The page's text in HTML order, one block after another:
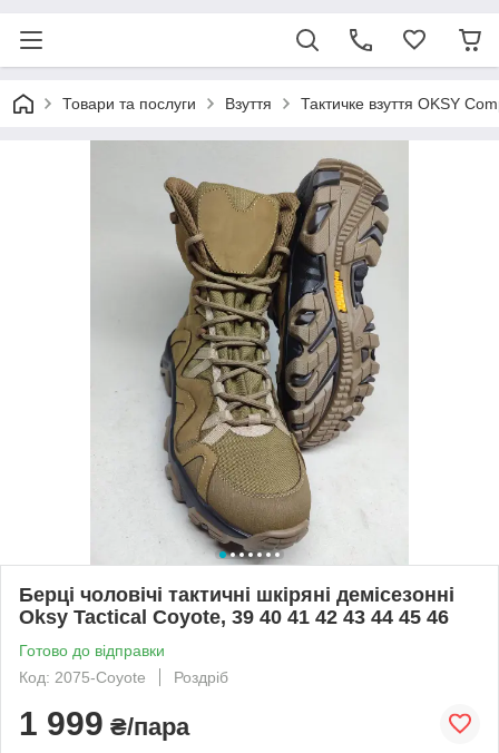
Товари та послуги Взуття Тактичке взуття OKSY
Берці чоловічі тактичні шкіряні демісезонні
Oksy Tactical Coyote, 39 40 41 42 43 44 45 46
Готово до відправки
Код: 2075-Coyote
Роздріб
1 999 ₴/пара